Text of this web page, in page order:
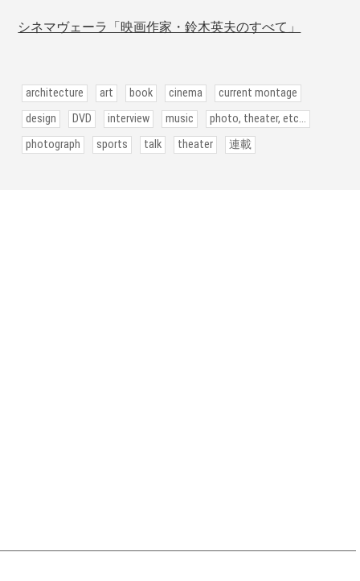
シネマヴェーラ「映画作家・鈴木英夫のすべて」
architecture art book cinema
current montage
design
DVD interview music
photo, theater, etc...
photograph
sports talk theater 連載